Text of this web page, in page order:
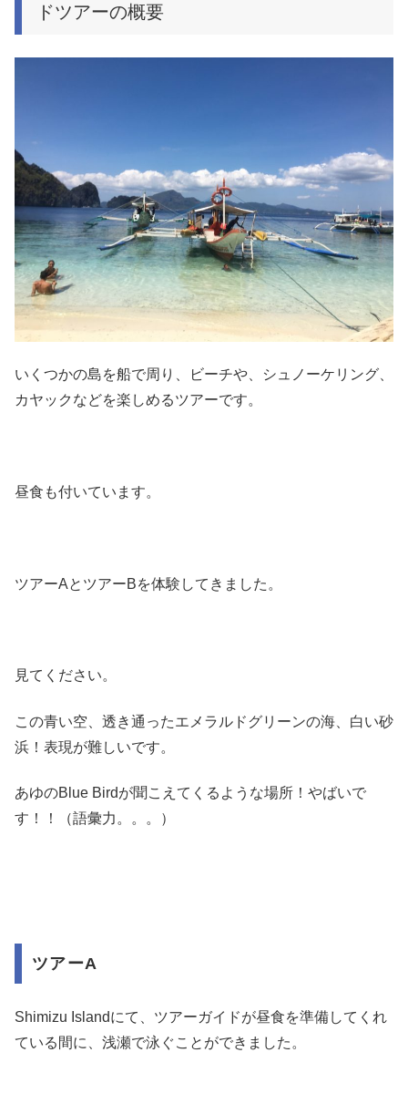
ドツアーの概要
いくつかの島を船で周り、ビーチや、シュノーケリング、
カヤックなどを楽しめるツアーです。
昼食も付いています。
ツアーAとツアーBを体験してきました。
見てください。
この青い空、透き通ったエメラルドグリーンの海、白い砂
浜！表現が難しいです。
あゆのBlue Birdが聞こえてくるような場所！やばいで
す！！（語彙力。。。）
ツアーA
Shimizu Islandにて、ツアーガイドが昼食を準備してくれ
ている間に、浅瀬で泳ぐことができました。